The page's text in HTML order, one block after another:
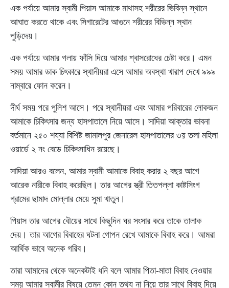
এক পর্যায়ে আমার স্বামী পিয়াস আমাকে মাথাসহ শরীরের ভিবিন্ন স্থানে
আঘাত করতে থাকে এবং সিগারেটের আগুনে শরীরের বিভিন্ন স্থান
পুড়িদেয়।
এক পর্যায়ে আমার গলায় ফাঁসি দিয়ে আমার শ্বাসরোধের চেষ্টা করে। এমন
সময় আমার ডাক চিৎকারে স্থানীয়রা এসে আমার অবস্থা খারাপ দেখে ৯৯৯
নাম্বারে ফোন করেন।
দীর্ঘ সময় পরে পুলিশ আসে। পরে স্থানীয়রা এবং আমার পরিবারের লোকজন
আমাকে চিকিৎসার জন্য হাসপাতালে নিয়ে আসে। সাদিয়া আক্তার ভাবনা
বর্তমানে ২৫০ শয্যা বিশিষ্ট জামালপুর জেনারেল হাসপাতালের ৩য় তলা মহিলা
ওয়ার্ডে ২ নং বেডে চিকিৎসাধিন রয়েছে।
সাদিয়া আরও বলেন, আমার স্বামী আমাকে বিবাহ করার ২ বছর আগে
আরেক নারীকে বিবাহ করেছিল। তার আগের স্ত্রী তিতপল্লা কাষ্টসিংগ
গ্রামের ছামাদ মোল্লার মেয়ে সুমা খাতুন।
পিয়াস তার আগের বৌয়ের সাথে কিছুদিন ঘর সংসার করে তাকে তালাক
দেয়। তার আগের বিবাহের ঘটনা গোপন রেখে আমাকে বিবাহ করে। আমরা
আর্থিক ভাবে অনেক গরিব।
তারা আমাদের থেকে অনেকটাই ধনি বলে আমার পিতা-মাতা বিবাহ দেওয়ার
সময় আমার স্বামীর বিষয়ে তেমন কোন তথ্য না নিয়ে তার সাথে বিবাহ দিয়ে